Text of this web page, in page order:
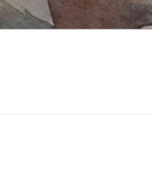
へ